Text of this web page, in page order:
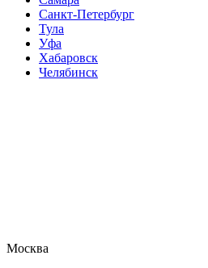
Санкт-Петербург
Тула
Уфа
Хабаровск
Челябинск
Москва